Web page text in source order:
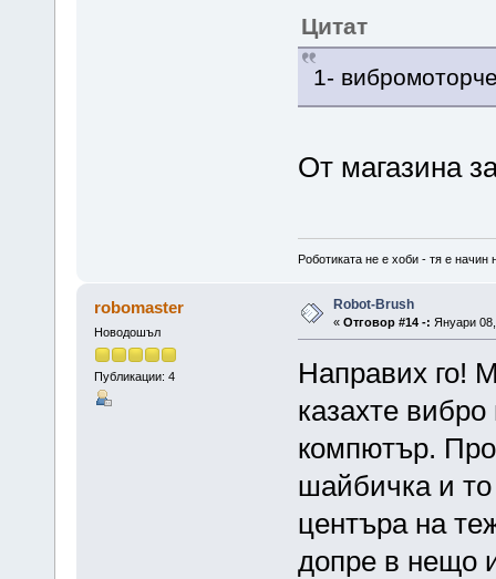
Цитат
1-
От магазина
Роботиката не е хоби - тя е начин
robomaster
Новодошъл
Публикации: 4
Robot-Brush
« Отговор #14 -: Януари
Направих го!
казахте
компютър.
шайбичка и
центъра на
допре в нещо